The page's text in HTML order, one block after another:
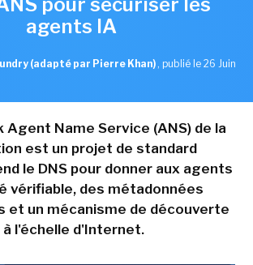
agents IA
(adapté par Pierre Khan) , publié le 26 Juin
Name Service (ANS) de la
est un projet de standard
le DNS pour donner aux agents
vérifiable, des métadonnées
et un mécanisme de découverte
l'échelle d'Internet.